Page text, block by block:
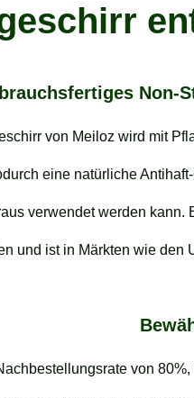
Non-
von Meiloz wird mit
eine natürliche
verwendet werden kann.
und ist in Märkten wie den
von